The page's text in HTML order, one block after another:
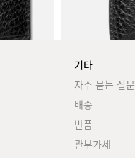
기타
자주 묻는 질문
배송
반품
관부가세